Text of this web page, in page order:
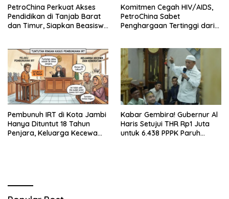
PetroChina Perkuat Akses
Pendidikan di Tanjab Barat
dan Timur, Siapkan Beasiswa
Komitmen Cegah HIV/AIDS,
PetroChina Sabet
Penghargaan Tertinggi dari
Pembunuh IRT di Kota Jambi
Hanya Dituntut 18 Tahun
Penjara, Keluarga Kecewa
Kabar Gembira! Gubernur Al
Haris Setujui THR Rp1 Juta
untuk 6.438 PPPK Paruh